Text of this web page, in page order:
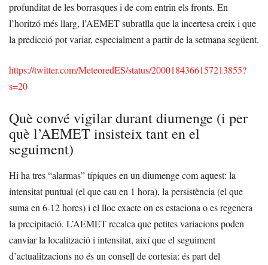
profunditat de les borrasques i de com entrin els fronts. En
l’horitzó més llarg, l’AEMET subratlla que la incertesa creix i que
la predicció pot variar, especialment a partir de la setmana següent.
https://twitter.com/MeteoredES/status/2000184366157213855?
s=20
Què convé vigilar durant diumenge (i per
què l’AEMET insisteix tant en el
seguiment)
Hi ha tres “alarmas” típiques en un diumenge com aquest: la
intensitat puntual (el que cau en 1 hora), la persistència (el que
suma en 6-12 hores) i el lloc exacte on es estaciona o es regenera
la precipitació. L’AEMET recalca que petites variacions poden
canviar la localització i intensitat, així que el seguiment
d’actualitzacions no és un consell de cortesia: és part del